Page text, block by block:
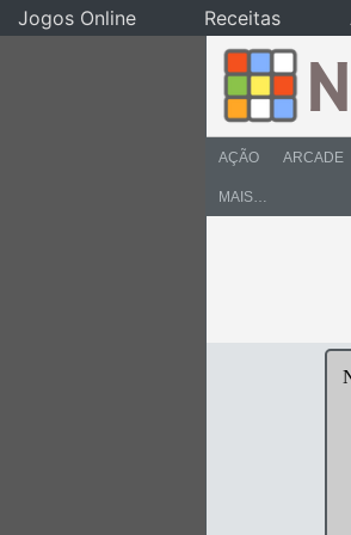
AÇÃO ARCADE
MAIS…
Jogos Online Receitas